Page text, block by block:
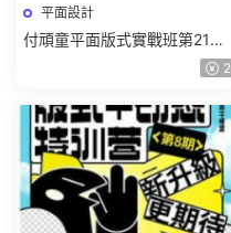
平面設計
付頑童平面版式實戰班第21期
2024【畫質高清隻有視頻】 2